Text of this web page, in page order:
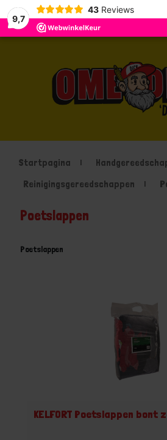
9,7
43 Reviews
Startpagina
Reinigingsgereedschappen
Poetslappen
Poetslappen
KELFORT Poetslappen bont